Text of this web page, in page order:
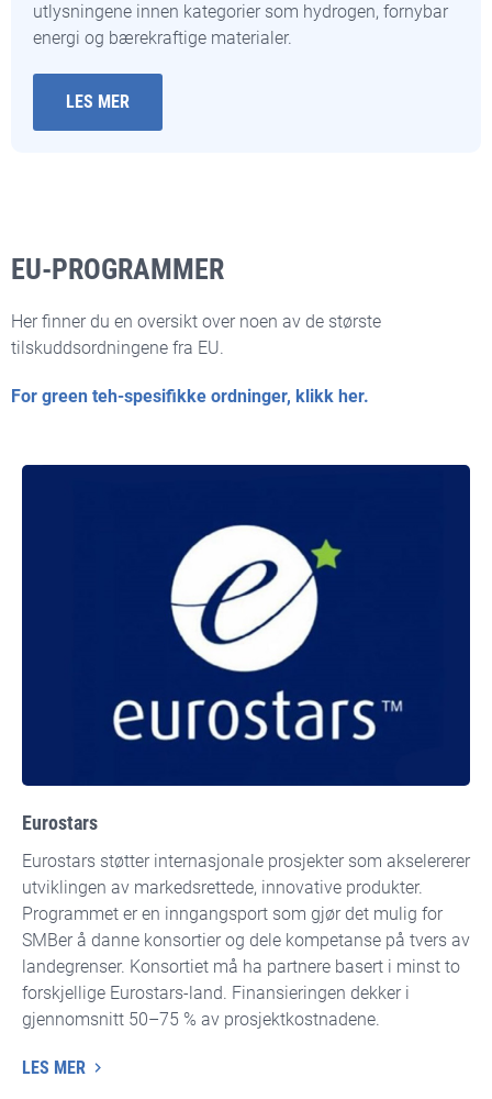
utlysningene innen kategorier som hydrogen, fornybar
energi og bærekraftige materialer.
LES MER
EU-PROGRAMMER
Her finner du en oversikt over noen av de største
tilskuddsordningene fra EU.
For green teh-spesifikke ordninger, klikk her.
Eurostars
Eurostars støtter internasjonale prosjekter som akselererer
utviklingen av markedsrettede, innovative produkter.
Programmet er en inngangsport som gjør det mulig for
SMBer å danne konsortier og dele kompetanse på tvers av
landegrenser. Konsortiet må ha partnere basert i minst to
forskjellige Eurostars-land. Finansieringen dekker i
gjennomsnitt 50–75 % av prosjektkostnadene.
LES MER